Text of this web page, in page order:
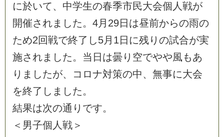
に於いて、 中学生の春季市民大会個 人戦が
開催さ れま した。 4月 29日 は昼前からの雨の
ため2回戦で終了 し5月 1 日 に残り の試合が実
施さ れま した。 当 日 は曇 り 空でやや風もあ
り ま したが、 コ ロナ対策の中、 無事に大会
を終了 し ま した。
結果は次の通 り です。
＜ 男子個 人戦 ＞